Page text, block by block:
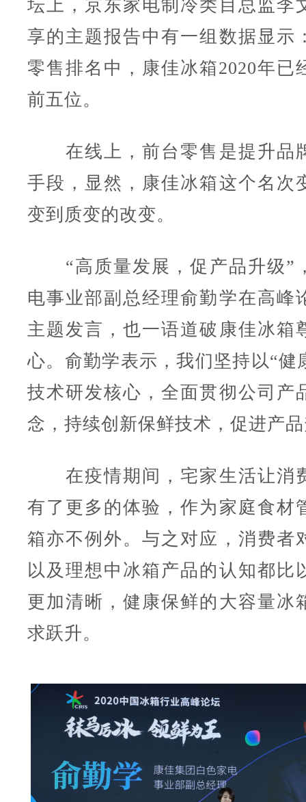
坛上，京东家电制冷类目总监李
享的主题报告中有一组数据显示
零售排名中，康佳冰箱2020年已
前五位。
在线上，前台零售是提升品
手段，显然，康佳冰箱这个名次
变到质变的改变。
“高质量发展，促产品升级”
电事业部副总经理俞勤学在高峰
主题发言，也一语道破康佳冰箱
心。俞勤学表示，我们坚持以“健
技术研发核心，全面贯彻公司产
念，持续创新保鲜技术，促进产
在疫情期间，宅家生活让消
有了更多的体验，作为家庭食材
箱亦不例外。与之对应，消费者
以及理想中冰箱产品的认知都比
更加清晰，健康保鲜的大容量冰
求跃升。